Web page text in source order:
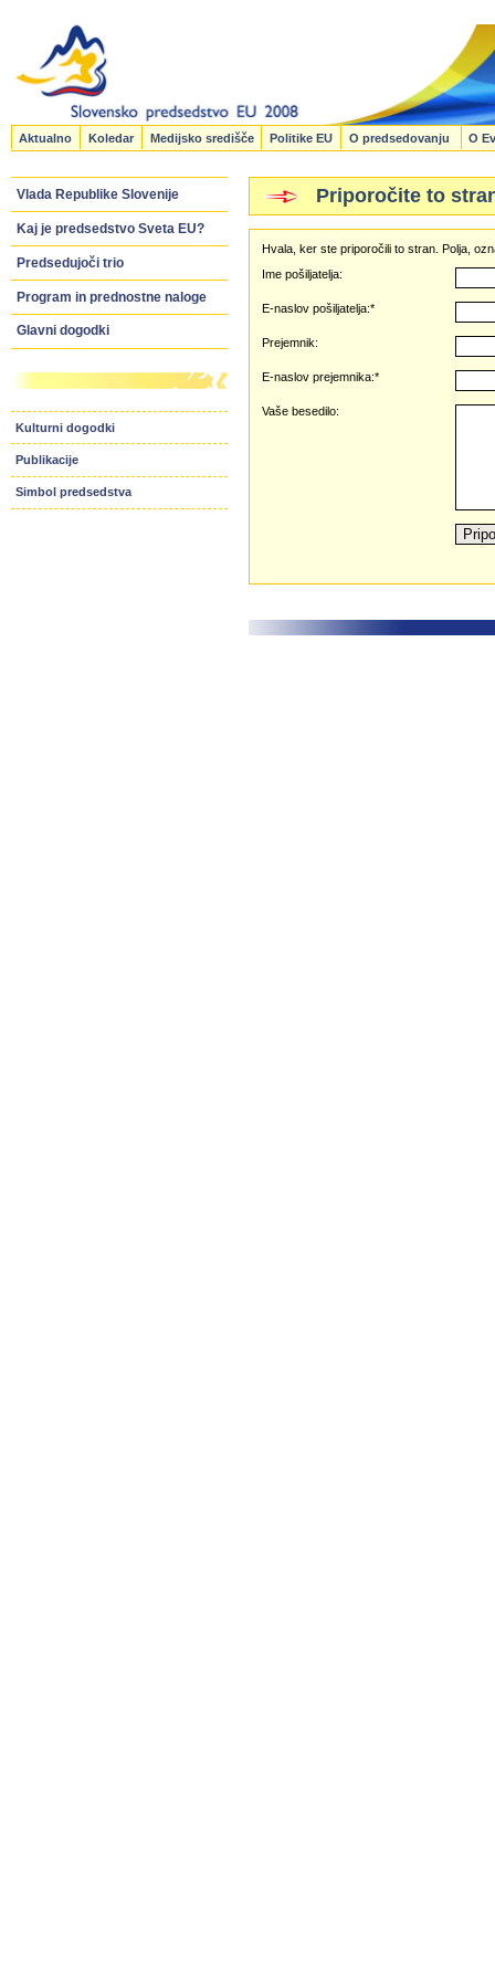
Aktualno Koledar Medijsko središče Politike EU O predsedovanju O
Vlada Republike Slovenije
Kaj je predsedstvo Sveta EU?
Predsedujoči trio
Program in prednostne naloge
Glavni dogodki
Kulturni dogodki
Publikacije
Simbol predsedstva
Priporočite to
Hvala, ker ste priporočili to stran. Polja,
Ime pošiljatelja:
E-naslov pošiljatelja:*
Prejemnik:
E-naslov prejemnika:*
Vaše besedilo: